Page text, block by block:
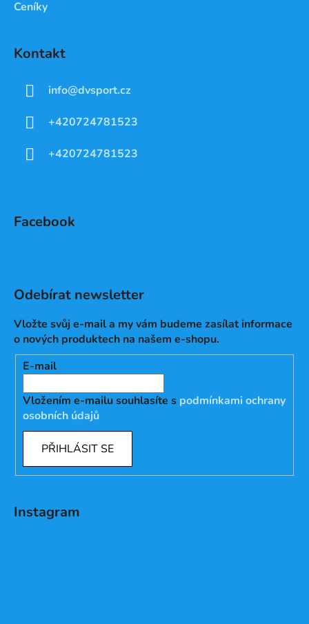
Ceníky
Kontakt
info@dvsport.cz
+420724781523
+420724781523
Facebook
Odebírat newsletter
Vložte svůj e-mail a my vám budeme zasílat informace
o nových produktech na našem e-shopu.
E-mail
Vložením e-mailu souhlasíte s podmínkami ochrany
osobních údajů
PŘIHLÁSIT SE
Instagram